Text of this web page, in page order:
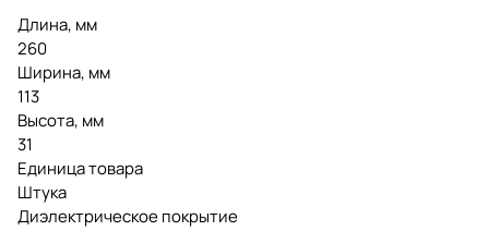
Длина, мм
260
Ширина, мм
113
Высота, мм
31
Единица товара
Штука
Диэлектрическое покрытие